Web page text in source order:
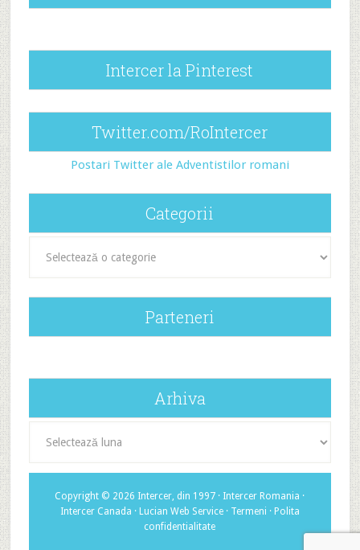
Intercer la Pinterest
Twitter.com/RoIntercer
Postari Twitter ale Adventistilor romani
Categorii
Parteneri
Arhiva
Copyright © 2026 Intercer, din 1997 · Intercer Romania ·
Intercer Canada · Lucian Web Service· Termeni · Polita
confidentialitate